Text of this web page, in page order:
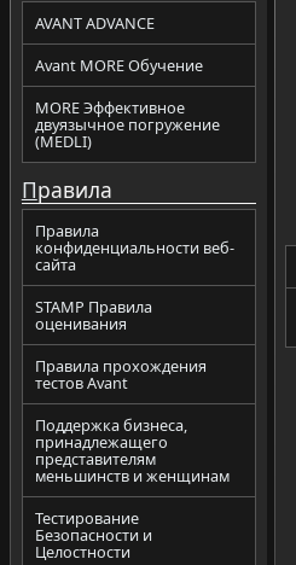
AVANT ADVANCE
Avant MORE Обучение
MORE Эффективное
двуязычное погружение
(MEDLI)
Правила
Правила
конфиденциальности веб-
сайта
STAMP Правила
оценивания
Правила прохождения
тестов Avant
Поддержка бизнеса,
принадлежащего
представителям
меньшинств и женщинам
Тестирование
Безопасности и
Целостности